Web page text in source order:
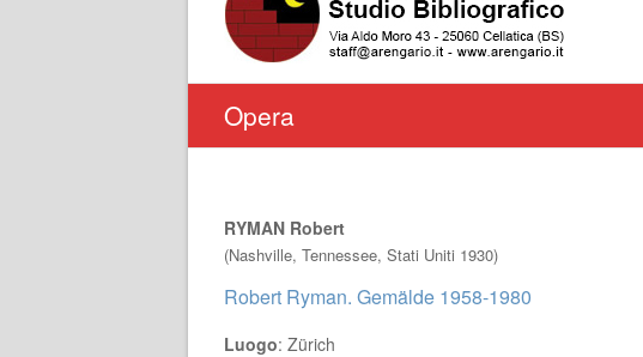
Opera
RYMAN Robert
(Nashville, Tennessee, Stati Uniti 1930)
Robert Ryman. Gemälde 1958-1980
Luogo: Zürich